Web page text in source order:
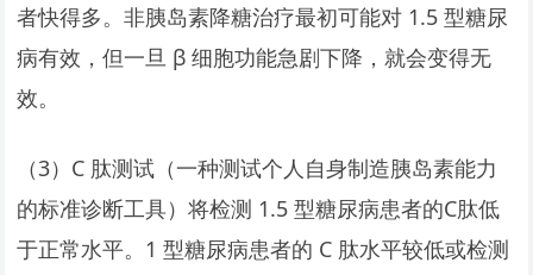
者快得多。非胰岛素降糖治疗最初可能对 1.5 型糖尿
病有效，但一旦 β 细胞功能急剧下降，就会变得无
效。
（3）C 肽测试（一种测试个人自身制造胰岛素能力
的标准诊断工具）将检测 1.5 型糖尿病患者的C肽低
于正常水平。1 型糖尿病患者的 C 肽水平较低或检测